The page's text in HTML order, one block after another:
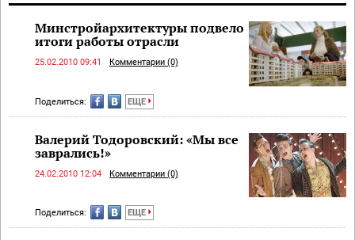
Минстройархитектуры подвело
итоги работы отрасли
25.02.2010 09:41 Комментарии (0)
Поделиться: ЕЩЕ
Валерий Тодоровский: «Мы все
заврались!»
24.02.2010 12:04 Комментарии (0)
Поделиться: ЕЩЕ